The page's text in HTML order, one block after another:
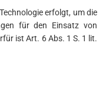
erfolgt, um die
für den Einsatz von
ist Art. 6 Abs. 1 S. 1 lit.